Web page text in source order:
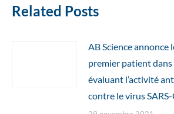
Related Posts
AB Science annonce
premier patient dans
évaluant l’activité
contre le virus